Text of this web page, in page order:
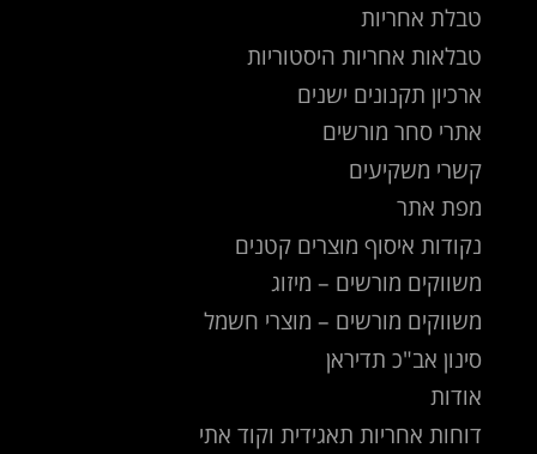
טבלת אחריות
טבלאות אחריות היסטוריות
ארכיון תקנונים ישנים
אתרי סחר מורשים
קשרי משקיעים
מפת אתר
נקודות איסוף מוצרים קטנים
משווקים מורשים – מיזוג
משווקים מורשים – מוצרי חשמל
סינון אב"כ תדיראן
אודות
דוחות אחריות תאגידית וקוד אתי